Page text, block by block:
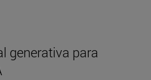
generativa para